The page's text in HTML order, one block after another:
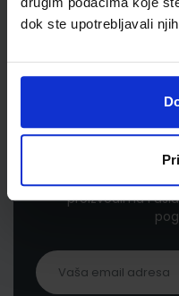
dok ste upotrebljavali
Prijavite se kako
proizvodima i